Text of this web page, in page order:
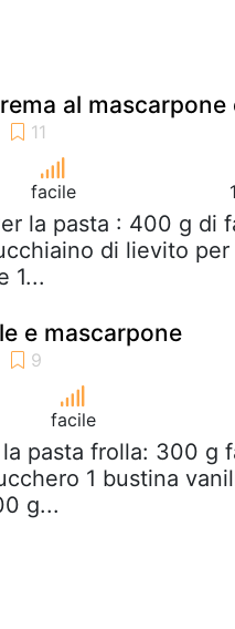
al mascarpone
facile
la pasta : 400 g di
di lievito
1...
e mascarpone
facile
pasta frolla: 300 g
1 bustina
g...